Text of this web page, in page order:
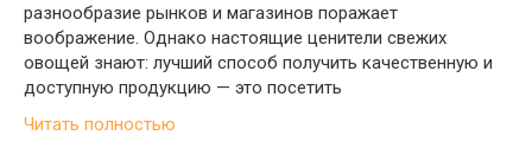
разнообразие рынков и магазинов поражает
воображение. Однако настоящие ценители свежих
овощей знают: лучший способ получить качественную и
доступную продукцию — это посетить
Читать полностью